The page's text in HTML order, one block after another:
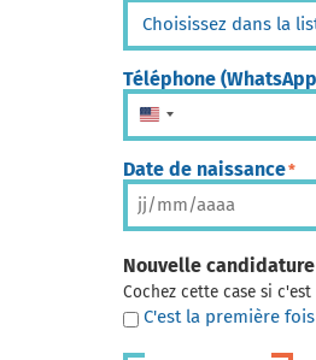
Téléphone
États-Unis +1
Date de naissance*
Nouvelle candidature
Cochez cette case si
C'est la première